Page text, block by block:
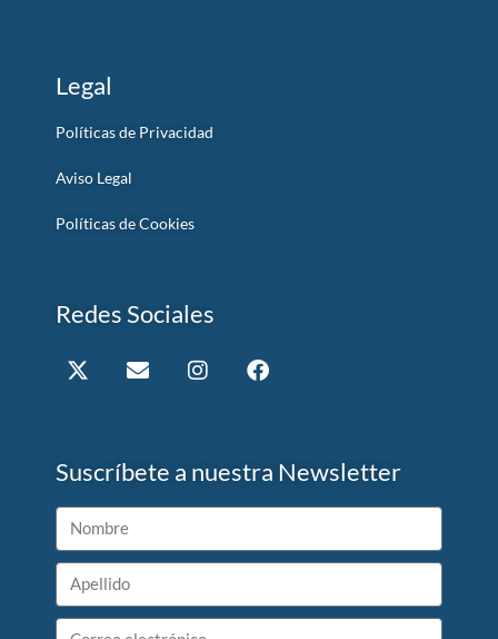
Legal
Políticas de Privacidad
Aviso Legal
Políticas de Cookies
Redes Sociales
Suscríbete a nuestra Newsletter